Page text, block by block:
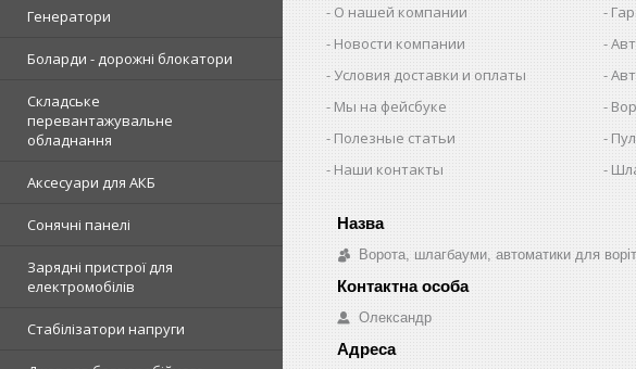
Генератори
Боларди - дорожні блокатори
Складське
перевантажувальне
обладнання
Аксесуари для АКБ
Сонячні панелі
Зарядні пристрої для
електромобілів
Стабілізатори напруги
О нашей компании
Новости компании
Условия доставки и оплаты
Мы на фейсбуке
Полезные статьи
Наши контакты
Ворота, шлагбауми, автоматики для
Олександр